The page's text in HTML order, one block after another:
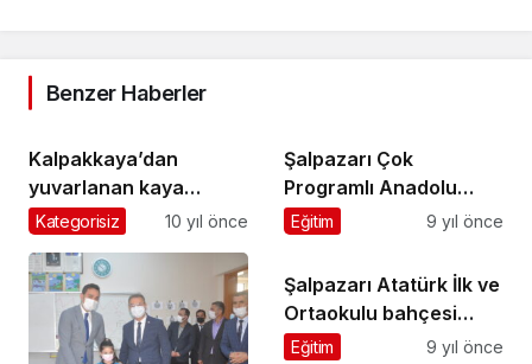
Benzer Haberler
Kalpakkaya’dan
yuvarlanan kaya
Hanyanı sakinlerini
Kategorisiz 10 yıl önce
Şalpazarı Çok
Programlı Anadolu
Lisesi’nden 15 öğrenci
Eğitim 9 yıl önce
Şalpazarı Atatürk İlk ve
Ortaokulu bahçesi
şenliğe hazır
Eğitim 9 yıl önce